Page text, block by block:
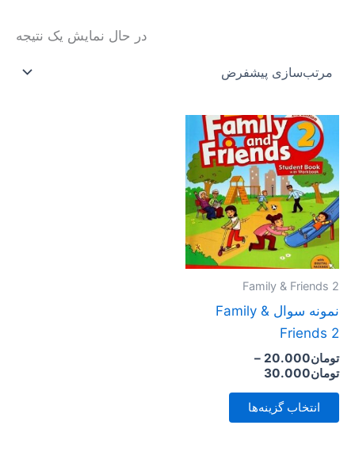
در حال نمایش یک نتیجه
Family & Friends 2
نمونه سوال Family &
Friends 2
تومان20.000
–
تومان30.000
محدوده
قیمت:
تومان20.000
تا
تومان30.000
انتخاب گزینه‌ها
این
محصول
دارای
انواع
مختلفی
می
باشد.
ها
صفحه